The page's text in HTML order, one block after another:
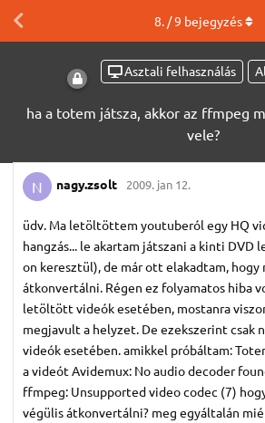
Asztali felhasználás
ha a totem játsza, akkor az ffmpeg
vele?
8. /9 bejegyzés
N nagy.​zsolt 2009. jan 12.
üdv. Ma letöltöttem youtuberól egy HQ
hangzás... le akartam játszani a kinti DVD
on keresztül), de már ott elakadtam, hogy
átkonvertálni. Régen ez folyamatos hiba
letöltött videók esetében, mostanra
megjavult a helyzet. De ezekszerint csak
videók esetében. amikkel próbáltam:
a videót Avidemux: No audio decoder
ffmpeg: Unsupported video codec (7)
végülis átkonvertálni? meg egyáltalán